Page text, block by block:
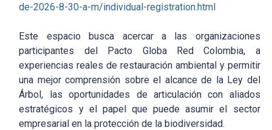
de-2026-8-30-a-m/individual-registration.html
Este espacio busca acercar a las organizaciones
participantes del Pacto Globa Red Colombia, a
experiencias reales de restauración ambiental y permitir
una mejor comprensión sobre el alcance de la Ley del
Árbol, las oportunidades de articulación con aliados
estratégicos y el papel que puede asumir el sector
empresarial en la protección de la biodiversidad.